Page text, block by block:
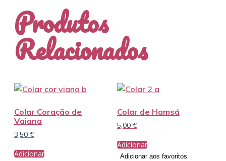
Produtos
Relacionados
Colar Coração de
Vaiana
3,50 €
Adicionar
Colar de Hamsá
5,00 €
Adicionar
Adicionar aos favoritos